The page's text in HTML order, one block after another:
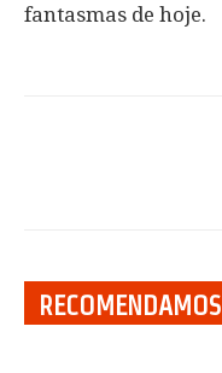
fantasmas de hoje.
RECOMENDAMOS